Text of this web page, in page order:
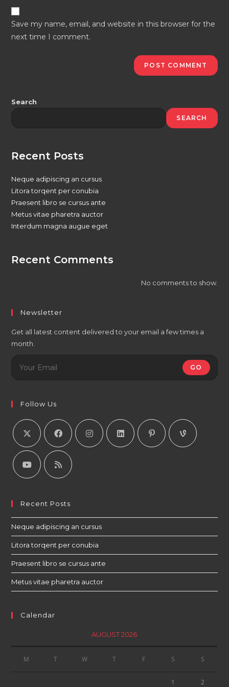
comment
website
URL
(optional)
Save my name, email, and website in this browser for the
next time I comment.
Search
SEARCH
Recent Posts
Neque adipiscing an cursus
Litora torqent per conubia
Praesent libro se cursus ante
Metus vitae pharetra auctor
Interdum magna augue eget
Recent Comments
No comments to show.
Newsletter
Get all latest content delivered to your email a few times a
month.
GO
Follow Us
Recent Posts
Neque adipiscing an cursus
Litora torqent per conubia
Praesent libro se cursus ante
Metus vitae pharetra auctor
Calendar
AUGUST 2026
M T W T F S S
1 2